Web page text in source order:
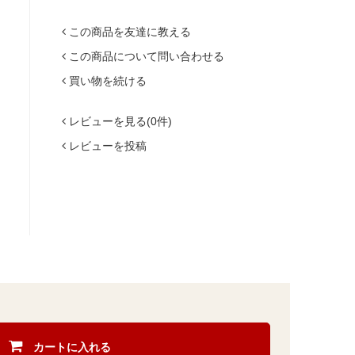
この商品を友達に教える
この商品について問い合わせる
買い物を続ける
レビューを見る(0件)
レビューを投稿
カートに入れる